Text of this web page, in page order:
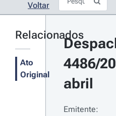
Voltar
Relacionados
Ato
Original
4486/
abril
Emitente: